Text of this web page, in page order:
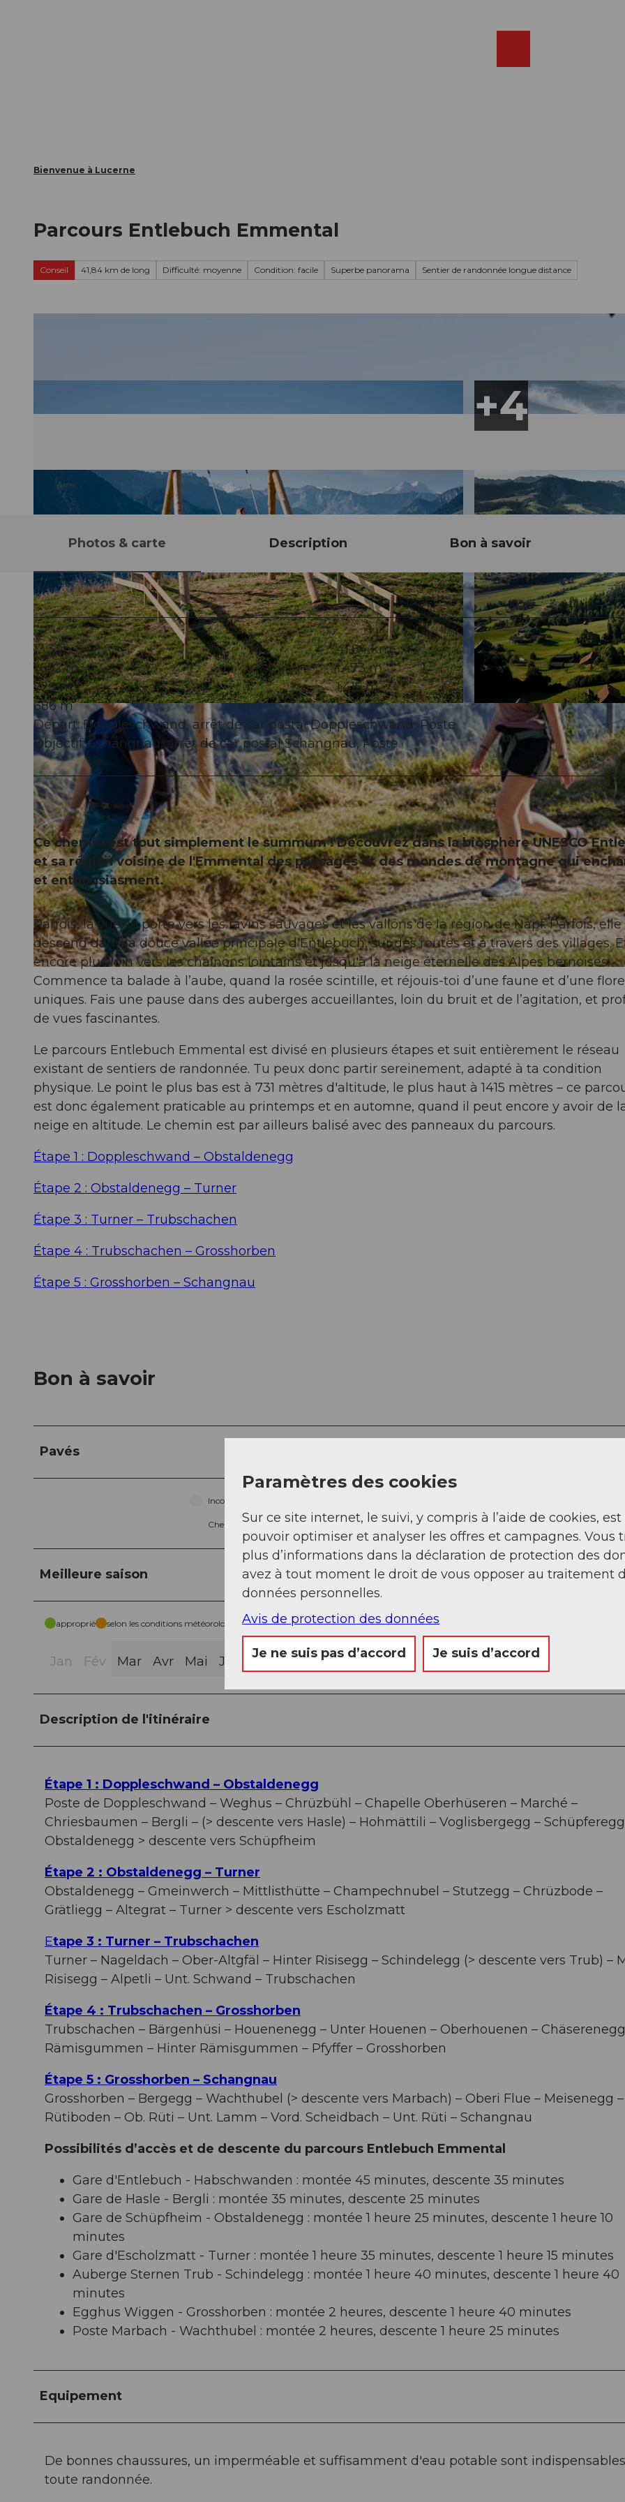
Bienvenue à Lucerne
Parcours Entlebuch Emmental
Conseil 41,84 km de long Difficulté: moyenne Condition: facile Superbe panorama Sentier de randonnée longue distance
© Beat Brechbühl, UNESCO Biosphäre Entlebuch © Beat Brechbühl, UNESCO Biosphäre Entlebuch
Photos & carte Description Bon à savoir
13:31 h
41,84 km
1.652 m
1.473 m
729 m
1.415 m
686 m
Départ: Doppleschwand, arrêt de car postal Doppleschwand, Poste
Objectif: Schangnau, arrêt de car postal Schangnau, Poste
Ce chemin est tout simplement le summum ! Découvrez dans la biosphère UNESCO
et sa région voisine de l'Emmental des paysages et des mondes de montagne qui
et enthousiasment.
Parfois, la vue se porte vers les ravins sauvages et les vallons de la région de Napf. Parfois, elle
descend dans la douce vallée principale d'Entlebuch, sur des routes et à travers des villages.
encore plus loin vers les chaînons lointains et jusqu'à la neige éternelle des Alpes bernoises.
Commence ta balade à l’aube, quand la rosée scintille, et réjouis-toi d’une faune et d’une flore
uniques. Fais une pause dans des auberges accueillantes, loin du bruit et de l’agitation, et
de vues fascinantes.
Le parcours Entlebuch Emmental est divisé en plusieurs étapes et suit entièrement le réseau
existant de sentiers de randonnée. Tu peux donc partir sereinement, adapté à ta condition
physique. Le point le plus bas est à 731 mètres d'altitude, le plus haut à 1415 mètres – ce
est donc également praticable au printemps et en automne, quand il peut encore y avoir de
neige en altitude. Le chemin est par ailleurs balisé avec des panneaux du parcours.
Étape 1 : Doppleschwand – Obstaldenegg
Étape 2 : Obstaldenegg – Turner
Étape 3 : Turner – Trubschachen
Étape 4 : Trubschachen – Grosshorben
Étape 5 : Grosshorben – Schangnau
Bon à savoir
Pavés
Inconnu (6%)
Chemin (70%) Sentier (1%)
Meilleure saison
approprié selon les conditions météorologiques
Jan Fév Mar Avr Mai Jui Jui Aoû Sep Oct Nov Déc
Description de l'itinéraire
Étape 1 : Doppleschwand – Obstaldenegg
Poste de Doppleschwand – Weghus – Chrüzbühl – Chapelle Oberhüseren – Marché –
Chriesbaumen – Bergli – (> descente vers Hasle) – Hohmättili – Voglisbergegg –
Obstaldenegg > descente vers Schüpfheim
Étape 2 : Obstaldenegg – Turner
Obstaldenegg – Gmeinwerch – Mittlisthütte – Champechnubel – Stutzegg – Chrüzbode –
Grätliegg – Altegrat – Turner > descente vers Escholzmatt
Etape 3 : Turner – Trubschachen
Turner – Nageldach – Ober-Altgfäl – Hinter Risisegg – Schindelegg (> descente vers Trub) –
Risisegg – Alpetli – Unt. Schwand – Trubschachen
Étape 4 : Trubschachen – Grosshorben
Trubschachen – Bärgenhüsi – Houenenegg – Unter Houenen – Oberhouenen –
Rämisgummen – Hinter Rämisgummen – Pfyffer – Grosshorben
Étape 5 : Grosshorben – Schangnau
Grosshorben – Bergegg – Wachthubel (> descente vers Marbach) – Oberi Flue – Meisenegg –
Rütiboden – Ob. Rüti – Unt. Lamm – Vord. Scheidbach – Unt. Rüti – Schangnau
Possibilités d’accès et de descente du parcours Entlebuch Emmental
Gare d'Entlebuch - Habschwanden : montée 45 minutes, descente 35 minutes
Gare de Hasle - Bergli : montée 35 minutes, descente 25 minutes
Gare de Schüpfheim - Obstaldenegg : montée 1 heure 25 minutes, descente 1 heure 10
minutes
Gare d'Escholzmatt - Turner : montée 1 heure 35 minutes, descente 1 heure 15 minutes
Auberge Sternen Trub - Schindelegg : montée 1 heure 40 minutes, descente 1 heure 40
minutes
Egghus Wiggen - Grosshorben : montée 2 heures, descente 1 heure 40 minutes
Poste Marbach - Wachthubel : montée 2 heures, descente 1 heure 25 minutes
Equipement
De bonnes chaussures, un imperméable et suffisamment d'eau potable sont
toute randonnée.
Paramètres des cookies
Sur ce site internet, le suivi, y compris à l’aide de cookies,
pouvoir optimiser et analyser les offres et campagnes. Vous
plus d’informations dans la déclaration de protection des
avez à tout moment le droit de vous opposer au traitement
données personnelles.
Avis de protection des données
Je ne suis pas d’accord Je suis d’accord